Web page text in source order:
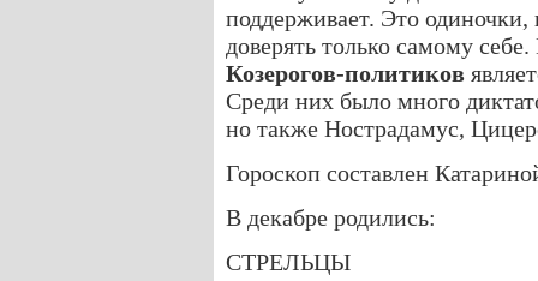
поддерживает. Это
доверять только самому
Козерогов-политиков
Среди них было много
но также Нострадамус,
Гороскоп составлен
В декабре родились:
СТРЕЛЬЦЫ